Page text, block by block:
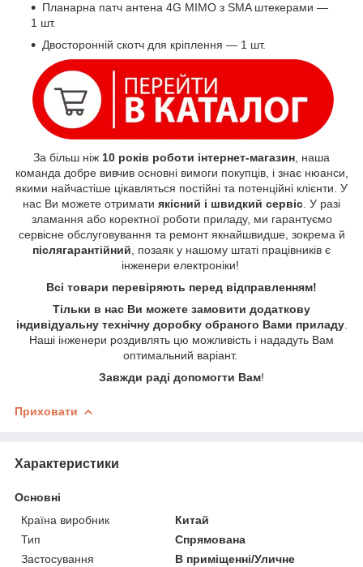
Планарна патч антена 4G MIMO з SMA штекерами —
1 шт.
Двосторонній скотч для кріплення — 1 шт.
За більш ніж 10 років роботи інтернет-магазин , наша
команда добре вивчив основні вимоги покупців, і знає нюанси,
якими найчастіше цікавляться постійні та потенційні клієнти. У
нас Ви можете отримати якісний і швидкий сервіс . У разі
зламання або коректної роботи приладу, ми гарантуємо
сервісне обслуговування та ремонт якнайшвидше, зокрема й
післягарантійний , позаяк у нашому штаті працівників є
інженери електроніки!
Всі товари перевіряють перед відправленням!
Тільки в нас Ви можете замовити додаткову
індивідуальну технічну доробку обраного Вами приладу.
Наші інженери роздивлять цю можливість і нададуть Вам
оптимальний варіант.
Завжди раді допомогти Вам!
Приховати
Характеристики
Основні
Країна виробник
Китай
Тип
Спрямована
Застосування
В приміщенні/Уличне